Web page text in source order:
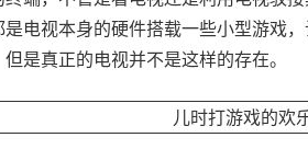
电视本身的硬件搭载一些小型游戏
是真正的电视并不是这样的存在。